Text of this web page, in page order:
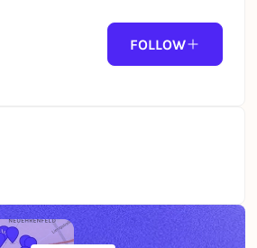
FOLLOW